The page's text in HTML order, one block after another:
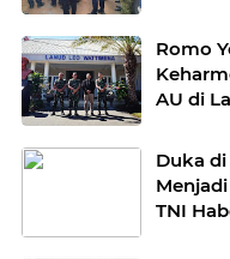
Romo
AU di
Duka
TNI